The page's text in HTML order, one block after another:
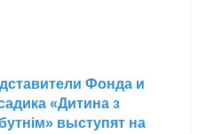
Фонда и
«Дитина з
выступят на